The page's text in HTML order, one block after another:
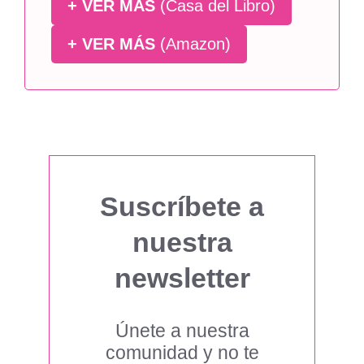
+ VER MÁS (Casa del Libro)
+ VER MÁS (Amazon)
Suscríbete a
nuestra
newsletter
Únete a nuestra
comunidad y no te